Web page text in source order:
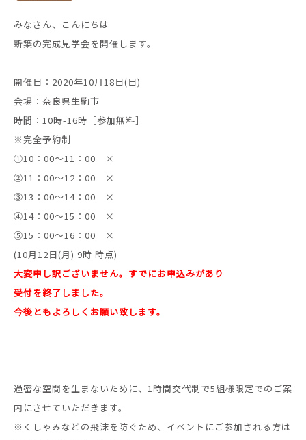
みなさん、こんにちは
新築の完成見学会を開催します。
開催日：2020年10月18日(日)
会場：奈良県生駒市
時間：10時-16時［参加無料］
※完全予約制
①10：00～11：00 ×
②11：00～12：00 ×
③13：00～14：00 ×
④14：00～15：00 ×
⑤15：00～16：00 ×
(10月12日(月) 9時 時点)
大変申し訳ございません。すでにお申込みがあり
受付を終了しました。
今後ともよろしくお願い致します。
過密な空間を生まないために、1時間交代制で5組様限定でのご案
内にさせていただきます。
※くしゃみなどの飛沫を防ぐため、イベントにご参加される方は